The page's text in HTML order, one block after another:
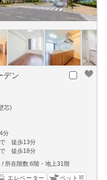
デン
芯)
分
で 徒歩13分
で 徒歩18分
所在階数:6階・地上31階
エレベーター ペット可